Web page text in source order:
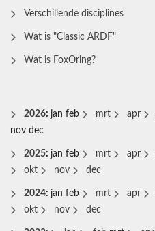
Verschillende disciplines
Wat is "Classic ARDF"
Wat is FoxOring?
2026: jan feb mrt apr
nov dec
2025: jan feb mrt apr
okt
nov dec
2024: jan feb mrt apr
okt
nov dec